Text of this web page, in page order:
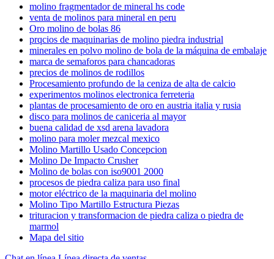
molino fragmentador de mineral hs code
venta de molinos para mineral en peru
Oro molino de bolas 86
prqcios de maquinarias de molino piedra industrial
minerales en polvo molino de bola de la máquina de embalaje
marca de semaforos para chancadoras
precios de molinos de rodillos
Procesamiento profundo de la ceniza de alta de calcio
experimentos molinos electronica ferreteria
plantas de procesamiento de oro en austria italia y rusia
disco para molinos de caniceria al mayor
buena calidad de xsd arena lavadora
molino para moler mezcal mexico
Molino Martillo Usado Concepcion
Molino De Impacto Crusher
Molino de bolas con iso9001 2000
procesos de piedra caliza para uso final
motor eléctrico de la maquinaria del molino
Molino Tipo Martillo Estructura Piezas
trituracion y transformacion de piedra caliza o piedra de
marmol
Mapa del sitio